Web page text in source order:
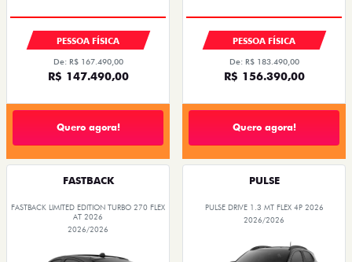
PESSOA FÍSICA
De: R$ 167.490,00
R$ 147.490,00
Quero agora!
PESSOA FÍSICA
De: R$ 183.490,00
R$ 156.390,00
Quero agora!
FASTBACK
FASTBACK LIMITED EDITION TURBO 270 FLEX
AT 2026
2026/2026
PULSE
PULSE DRIVE 1.3 MT FLEX 4P 2026
2026/2026